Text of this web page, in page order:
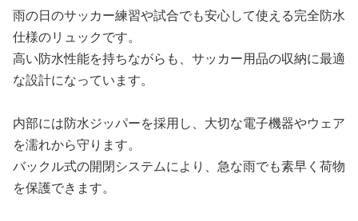
雨の日のサッカー練習や試合でも安心して使える完全防水
仕様のリュックです。
高い防水性能を持ちながらも、サッカー用品の収納に最適
な設計になっています。
内部には防水ジッパーを採用し、大切な電子機器やウェア
を濡れから守ります。
バックル式の開閉システムにより、急な雨でも素早く荷物
を保護できます。